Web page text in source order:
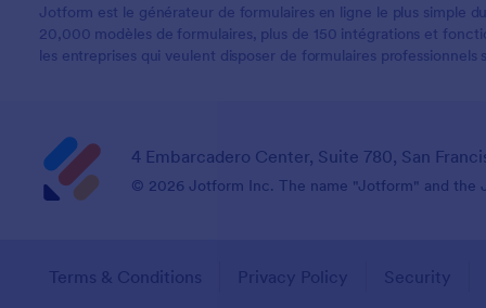
Jotform est le générateur de formulaires en ligne le plus simple
20,000 modèles de formulaires, plus de 150 intégrations et
les entreprises qui veulent disposer de formulaires professionnels
4 Embarcadero Center, Suite 780, San
© 2026 Jotform Inc. The name "Jotform" and the
Terms & Conditions Privacy Policy Security